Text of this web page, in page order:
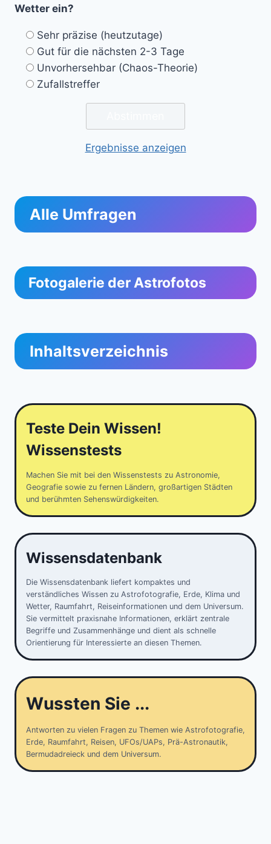
Wetter ein?
Sehr präzise (heutzutage)
Gut für die nächsten 2-3 Tage
Unvorhersehbar (Chaos-Theorie)
Zufallstreffer
Ergebnisse anzeigen
Alle Umfragen
Fotogalerie der Astrofotos
Inhaltsverzeichnis
Teste Dein Wissen!
Wissenstests
Machen Sie mit bei den Wissenstests zu Astronomie,
Geografie sowie zu fernen Ländern, großartigen Städten
und berühmten Sehenswürdigkeiten.
Wissensdatenbank
Die Wissensdatenbank liefert kompaktes und
verständliches Wissen zu Astrofotografie, Erde, Klima und
Wetter, Raumfahrt, Reiseinformationen und dem Universum.
Sie vermittelt praxisnahe Informationen, erklärt zentrale
Begriffe und Zusammenhänge und dient als schnelle
Orientierung für Interessierte an diesen Themen.
Wussten Sie ...
Antworten zu vielen Fragen zu Themen wie Astrofotografie,
Erde, Raumfahrt, Reisen, UFOs/UAPs, Prä-Astronautik,
Bermudadreieck und dem Universum.